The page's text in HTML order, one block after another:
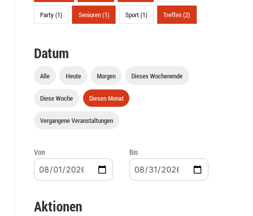
Party (1) Senioren (1) Sport (1) Treffen (2)
Datum
Alle Heute Morgen Dieses Wochenende
Diese Woche Diesen Monat
Vergangene Veranstaltungen
Von Bis
Aktionen